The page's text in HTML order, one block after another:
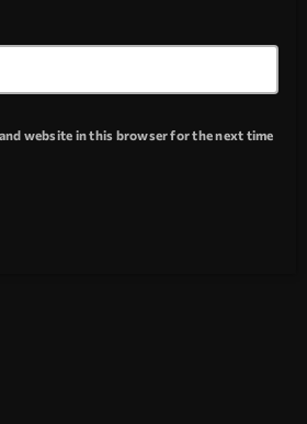
and website in this browser for the next time